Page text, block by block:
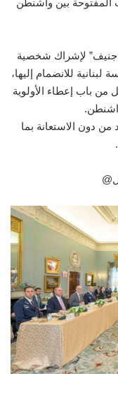
المفتوحة بين واشنطن
جنيف” لإشراك شخصية
لبنانية للانضمام إليها،
باب إعطاء الأولوية
من دون الاستعانة بما